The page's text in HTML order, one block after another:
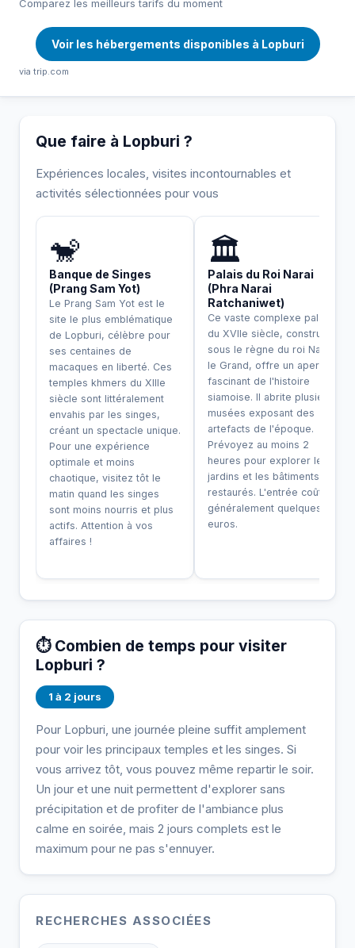
Comparez les meilleurs tarifs du moment
Voir les hébergements disponibles à Lopburi
via trip.com
Que faire à Lopburi ?
Expériences locales, visites incontournables et
activités sélectionnées pour vous
🐒
Banque de Singes
(Prang Sam Yot)
Le Prang Sam Yot est le
site le plus emblématique
de Lopburi, célèbre pour
ses centaines de
macaques en liberté. Ces
temples khmers du XIIIe
siècle sont littéralement
envahis par les singes,
créant un spectacle unique.
Pour une expérience
optimale et moins
chaotique, visitez tôt le
matin quand les singes
sont moins nourris et plus
actifs. Attention à vos
affaires !
🏛️
Palais du Roi Narai
(Phra Narai
Ratchaniwet)
Ce vaste complexe palatial
du XVIIe siècle, construit
sous le règne du roi Narai
le Grand, offre un aperçu
fascinant de l'histoire
siamoise. Il abrite plusieurs
musées exposant des
artefacts de l'époque.
Prévoyez au moins 2
heures pour explorer les
jardins et les bâtiments
restaurés. L'entrée coûte
généralement quelques
euros.
⏱️ Combien de temps pour visiter
Lopburi ?
1 à 2 jours
Pour Lopburi, une journée pleine suffit amplement
pour voir les principaux temples et les singes. Si
vous arrivez tôt, vous pouvez même repartir le soir.
Un jour et une nuit permettent d'explorer sans
précipitation et de profiter de l'ambiance plus
calme en soirée, mais 2 jours complets est le
maximum pour ne pas s'ennuyer.
RECHERCHES ASSOCIÉES